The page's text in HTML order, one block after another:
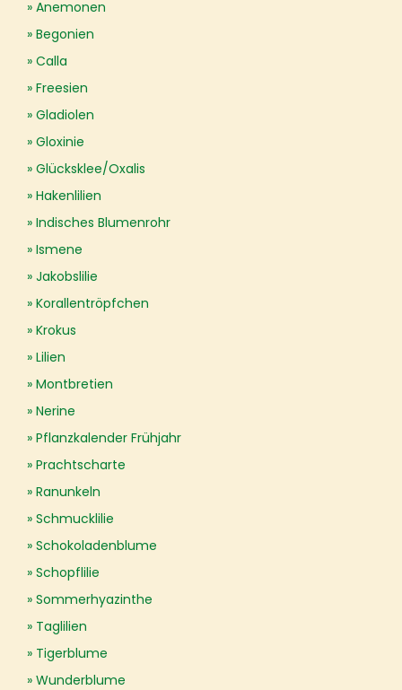
Anemonen
Begonien
Calla
Freesien
Gladiolen
Gloxinie
Glücksklee/Oxalis
Hakenlilien
Indisches Blumenrohr
Ismene
Jakobslilie
Korallentröpfchen
Krokus
Lilien
Montbretien
Nerine
Pflanzkalender Frühjahr
Prachtscharte
Ranunkeln
Schmucklilie
Schokoladenblume
Schopflilie
Sommerhyazinthe
Taglilien
Tigerblume
Wunderblume